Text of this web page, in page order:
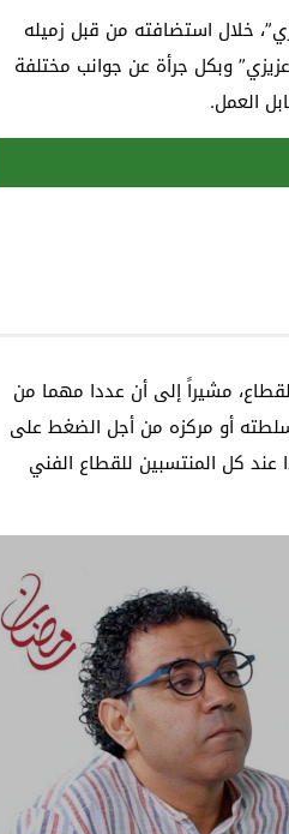
خلال استضافته من قبل زميله
وبكل جرأة عن جوانب مختلفة
العمل.
مشيراً إلى أن عددا مهما من
سلطته أو مركزه من أجل الضغط على
كل المنتسبين للقطاع الفني